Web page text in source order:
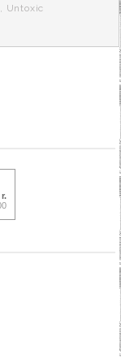
, Untoxic